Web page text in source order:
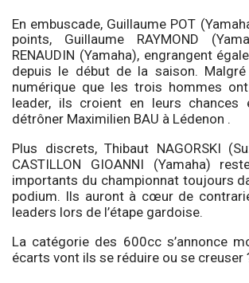
En embuscade, Guillaume POT
points, Guillaume RAYMOND
RENAUDIN (Yamaha), engrangent
depuis le début de la saison.
numérique que les trois hommes
leader, ils croient en leurs chances
détrôner Maximilien BAU à Lédenon .
Plus discrets, Thibaut NAGORSKI
CASTILLON GIOANNI (Yamaha)
importants du championnat toujours
podium. Ils auront à cœur de
leaders lors de l’étape gardoise.
La catégorie des 600cc s’annonce
écarts vont ils se réduire ou se creuser